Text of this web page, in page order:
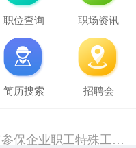
职位查询 职场资讯
简历搜索 招聘会